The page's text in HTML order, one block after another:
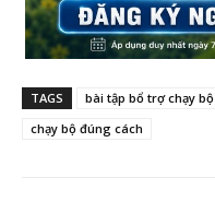
TAGS bài tập bổ trợ chạy bộ
chạy bộ đúng cách